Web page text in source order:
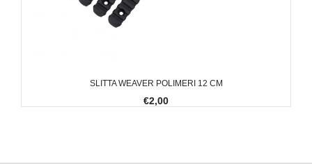
SLITTA WEAVER POLIMERI 12 CM
€2,00